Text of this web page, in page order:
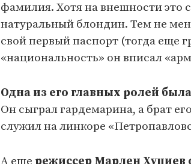
фамилия. Хотя на внешности это
натуральный блондин. Тем не
свой первый паспорт (тогда еще
«национальность» он вписал
Одна из его главных ролей
Он сыграл гардемарина, а брат
служил на линкоре